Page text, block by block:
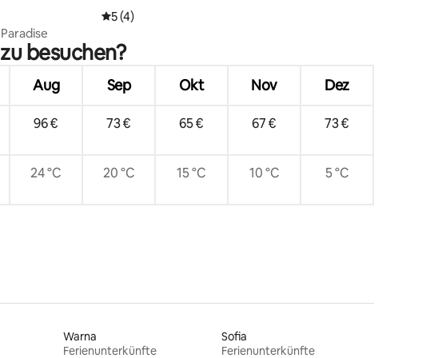
Durchschnittliche Bewertung: 5 von 5, 4 Bewertungen
5 (4)
besuchen?
Aug Sep Okt Nov Dez
96 € 73 € 65 € 67 € 73 €
24 °C 20 °C 15 °C 10 °C 5 °C
Warna
Ferienunterkünfte
Sofia
Ferienunterkünfte